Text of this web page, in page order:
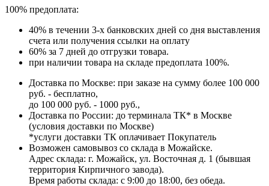
100% предоплата:
40% в течении 3-х банковских дней со дня выставления
счета или получения ссылки на оплату
60% за 7 дней до отгрузки товара.
при наличии товара на складе предоплата 100%.
Доставка по Москве: при заказе на сумму более 100 000
руб. - бесплатно,
до 100 000 руб. - 1000 руб.,
Доставка по России: до терминала ТК* в Москве
(условия доставки по Москве)
*услуги доставки ТК оплачивает Покупатель
Возможен самовывоз со склада в Можайске.
Адрес склада: г. Можайск, ул. Восточная д. 1 (бывшая
территория Кирпичного завода).
Время работы склада: с 9:00 до 18:00, без обеда.